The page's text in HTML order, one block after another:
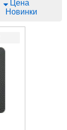
Цена
Новинки